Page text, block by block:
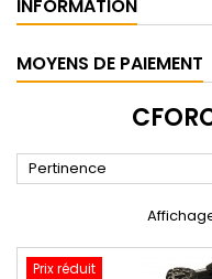
INFORMATION
MOYENS DE PAIEMENT
Pertinence
Prix réduit